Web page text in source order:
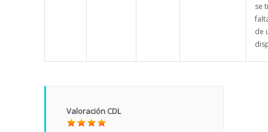
se
de
Valoración CDL